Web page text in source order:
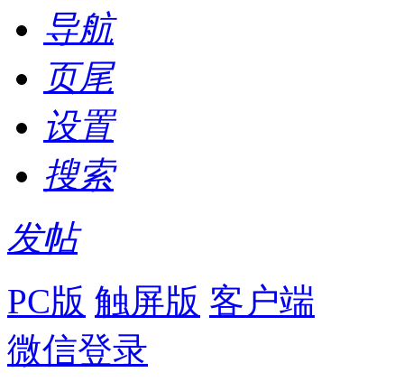
导航
页尾
设置
搜索
发帖
PC版 触屏版 客户端
微信登录